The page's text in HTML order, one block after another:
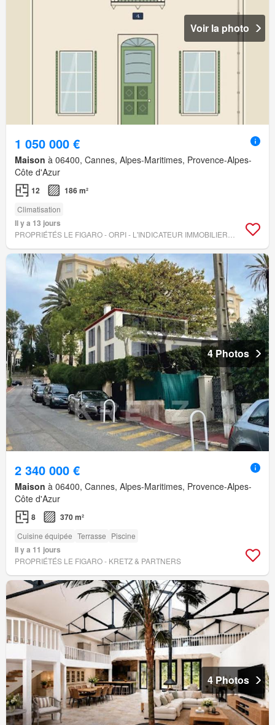
Voir la photo
1 050 000 €
Maison à 06400, Cannes, Alpes-Maritimes, Provence-Alpes-
Côte d'Azur
12 186 m²
Climatisation
Il y a 13 jours
4 Photos
2 340 000 €
Maison à 06400, Cannes, Alpes-Maritimes, Provence-Alpes-
Côte d'Azur
8 370 m²
Cuisine équipée Terrasse Piscine
Il y a 11 jours
PROPRIÉTÉS LE FIGARO - KRETZ & PARTNERS
4 Photos